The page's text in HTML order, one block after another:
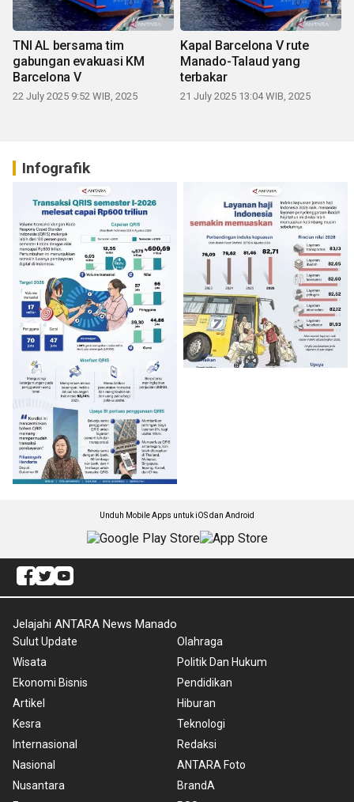
TNI AL bersama tim
gabungan evakuasi KM
Barcelona V
22 July 2025 9:52 WIB, 2025
Kapal Barcelona V rute
Manado-Talaud yang
terbakar
21 July 2025 13:04 WIB, 2025
Infografik
Unduh Mobile Apps untuk iOS dan Android
Jelajahi ANTARA News Manado
Sulut Update
Wisata
Ekonomi Bisnis
Artikel
Kesra
Internasional
Nasional
Nusantara
Olahraga
Politik Dan Hukum
Pendidikan
Hiburan
Teknologi
Redaksi
ANTARA Foto
BrandA